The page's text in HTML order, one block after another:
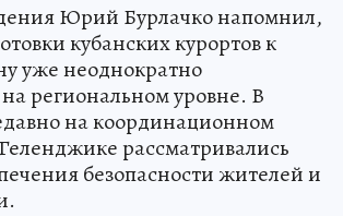
Юрий Бурлачко напомнил,
кубанских курортов к
уже неоднократно
региональном уровне. В
на координационном
рассматривались
безопасности жителей и